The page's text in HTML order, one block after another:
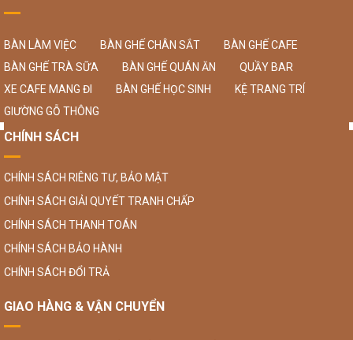
BÀN LÀM VIỆC BÀN GHẾ CHÂN SẮT
BÀN GHẾ CAFE
BÀN GHẾ TRÀ SỮA
BÀN GHẾ QUÁN ĂN
QUẦY BAR
XE CAFE MANG ĐI
BÀN GHẾ HỌC SINH
KỆ TRANG TRÍ
GIƯỜNG GỖ THÔNG
CHÍNH SÁCH
CHÍNH SÁCH RIÊNG TƯ, BẢO MẬT
CHÍNH SÁCH GIẢI QUYẾT TRANH CHẤP
CHÍNH SÁCH THANH TOÁN
CHÍNH SÁCH BẢO HÀNH
CHÍNH SÁCH ĐỔI TRẢ
GIAO HÀNG & VẬN CHUYỂN